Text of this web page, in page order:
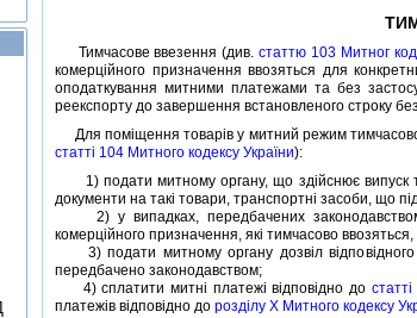
Тимчасове ввезення (див.статтю 103 Митног
комерцiйного призначення ввозяться для
оподаткування митними платежами та без
реекспорту до завершення встановленого строку
Для помiщення товарiв у митний режим
статтi 104 Митного кодексу України):
1) подати митному органу, що здiйснює випуск
документи на такi товари, транспортнi засоби, що
2) у випадках, передбачених
комерцiйного призначення, якi тимчасово
3) подати митному органу дозвiл вiдповiдного
передбачено законодавством;
4) сплатити митнi платежi вiдповiдно до
платежiв вiдповiдно дороздiлу X Митного кодексу